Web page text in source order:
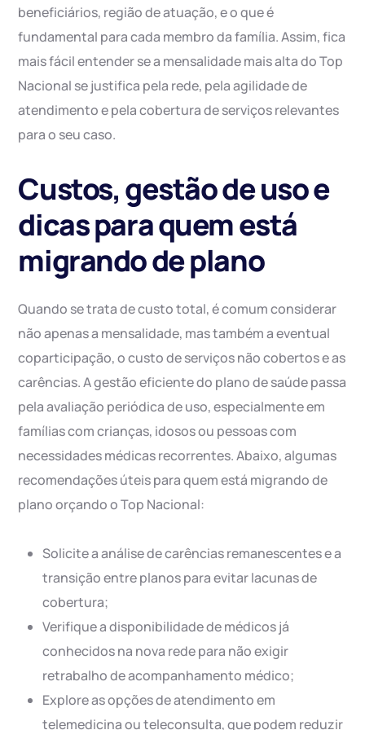
beneficiários, região de atuação, e o que é
fundamental para cada membro da família. Assim, fica
mais fácil entender se a mensalidade mais alta do Top
Nacional se justifica pela rede, pela agilidade de
atendimento e pela cobertura de serviços relevantes
para o seu caso.
Custos, gestão de uso e
dicas para quem está
migrando de plano
Quando se trata de custo total, é comum considerar
não apenas a mensalidade, mas também a eventual
coparticipação, o custo de serviços não cobertos e as
carências. A gestão eficiente do plano de saúde passa
pela avaliação periódica de uso, especialmente em
famílias com crianças, idosos ou pessoas com
necessidades médicas recorrentes. Abaixo, algumas
recomendações úteis para quem está migrando de
plano orçando o Top Nacional:
Solicite a análise de carências remanescentes e a
transição entre planos para evitar lacunas de
cobertura;
Verifique a disponibilidade de médicos já
conhecidos na nova rede para não exigir
retrabalho de acompanhamento médico;
Explore as opções de atendimento em
telemedicina ou teleconsulta, que podem reduzir